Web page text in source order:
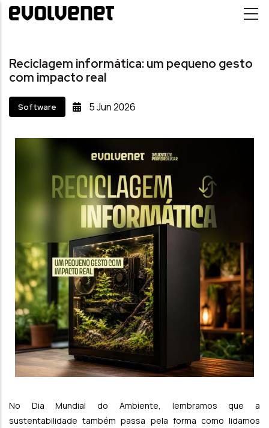
Passar para o conteúdo principal
Reciclagem informática: um pequeno gesto
com impacto real
Software 5Jun2026
No Dia Mundial do Ambiente, lembramos que a
sustentabilidade também passa pela forma como lidamos